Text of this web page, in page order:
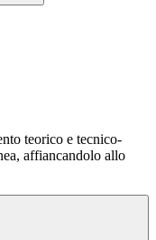
teorico e tecnico-
affiancandolo allo